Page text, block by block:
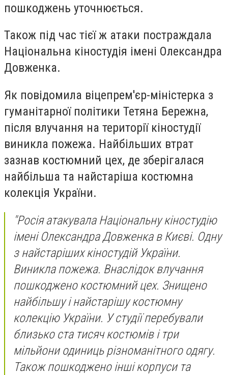
пошкоджень уточнюється.
Також під час тієї ж атаки постраждала
Національна кіностудія імені Олександра
Довженка.
Як повідомила віцепрем'єр-міністерка з
гуманітарної політики Тетяна Бережна,
після влучання на території кіностудії
виникла пожежа. Найбільших втрат
зазнав костюмний цех, де зберігалася
найбільша та найстаріша костюмна
колекція України.
"Росія атакувала Національну кіностудію
імені Олександра Довженка в Києві. Одну
з найстаріших кіностудій України.
Виникла пожежа. Внаслідок влучання
пошкоджено костюмний цех. Знищено
найбільшу і найстарішу костюмну
колекцію України. У студії перебували
близько ста тисяч костюмів і три
мільйони одиниць різноманітного одягу.
Також пошкоджено інші корпуси та